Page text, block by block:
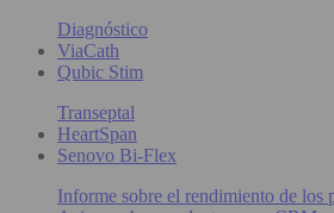
Diagnóstico
ViaCath
Qubic Stim
Transeptal
HeartSpan
Senovo Bi-Flex
Informe sobre el rendimiento de los